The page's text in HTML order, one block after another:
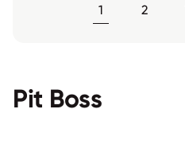
1 2
Pit Boss